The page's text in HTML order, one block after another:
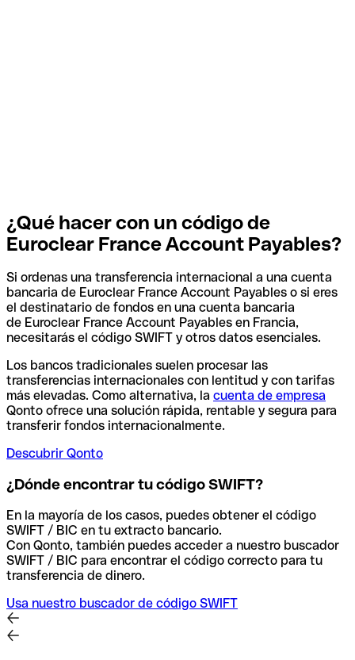
¿Qué hacer con un código de
Euroclear France Account Payables?
Si ordenas una transferencia internacional a una cuenta
bancaria de Euroclear France Account Payables o si eres
el destinatario de fondos en una cuenta bancaria
de Euroclear France Account Payables en Francia,
necesitarás el código SWIFT y otros datos esenciales.
Los bancos tradicionales suelen procesar las
transferencias internacionales con lentitud y con tarifas
más elevadas. Como alternativa, la cuenta de empresa
Qonto ofrece una solución rápida, rentable y segura para
transferir fondos internacionalmente.
Descubrir Qonto
¿Dónde encontrar tu código SWIFT?
En la mayoría de los casos, puedes obtener el código
SWIFT / BIC en tu extracto bancario.
Con Qonto, también puedes acceder a nuestro buscador
SWIFT / BIC para encontrar el código correcto para tu
transferencia de dinero.
Usa nuestro buscador de código SWIFT